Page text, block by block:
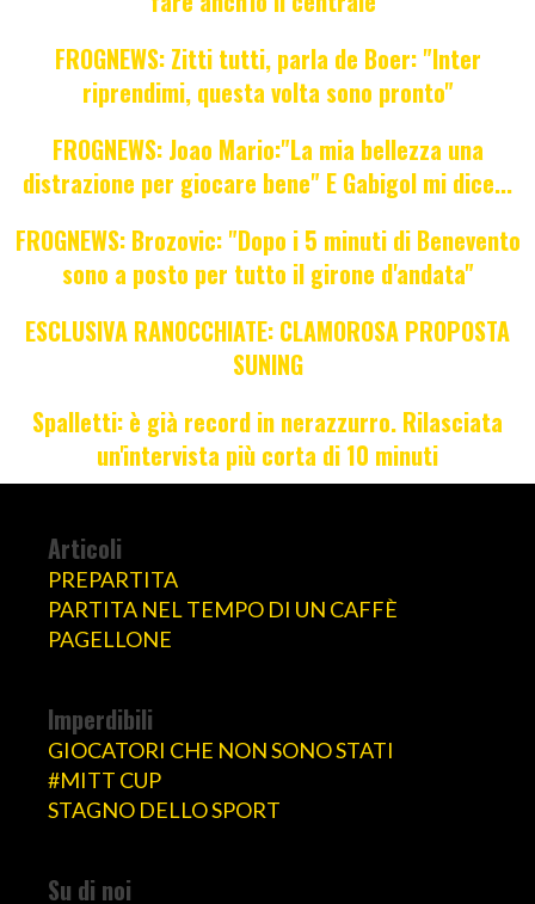
FROGNEWS: Zitti tutti, parla de Boer: "Inter
riprendimi, questa volta sono pronto"
FROGNEWS: Joao Mario:"La mia bellezza una
distrazione per giocare bene" E Gabigol mi dice...
FROGNEWS: Brozovic: "Dopo i 5 minuti di Benevento
sono a posto per tutto il girone d'andata"
ESCLUSIVA RANOCCHIATE: CLAMOROSA PROPOSTA
SUNING
Spalletti: è già record in nerazzurro. Rilasciata
un'intervista più corta di 10 minuti
Articoli
PREPARTITA
PARTITA NEL TEMPO DI UN CAFFÈ
PAGELLONE
Imperdibili
GIOCATORI CHE NON SONO STATI
#MITT CUP
STAGNO DELLO SPORT
Su di noi